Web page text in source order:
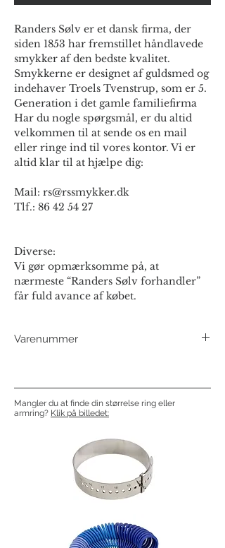
Randers Sølv er et dansk firma, der
siden 1853 har fremstillet håndlavede
smykker af den bedste kvalitet.
Smykkerne er designet af guldsmed og
indehaver Troels Tvenstrup, som er 5.
Generation i det gamle familiefirma
Har du nogle spørgsmål, er du altid
velkommen til at sende os en mail
eller ringe ind til vores kontor. Vi er
altid klar til at hjælpe dig:
Mail: rs@rssmykker.dk
Tlf.: 86 42 54 27
Diverse:
Vi gør opmærksomme på, at
nærmeste “Randers Sølv forhandler”
får fuld avance af købet.
Varenummer
Mangler du at finde din størrelse ring eller
armring? Klik på billedet: